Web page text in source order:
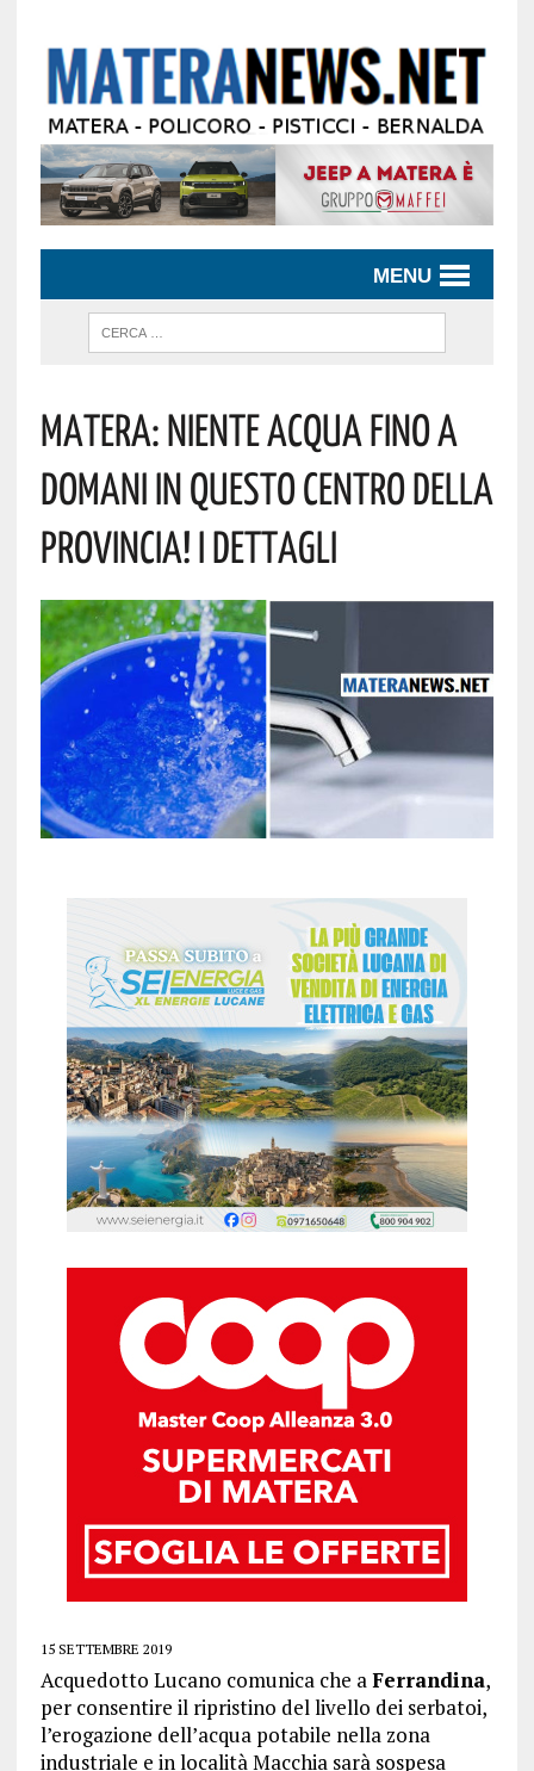
MENU
Matera: Niente Acqua Fino A
Domani In Questo Centro Della
Provincia! I Dettagli
15 SETTEMBRE 2019
Acquedotto Lucano comunica che aFerrandina,
per consentire il ripristino del livello dei serbatoi,
l’erogazione dell’acqua potabile nella zona
industriale e in località Macchia sarà sospesa